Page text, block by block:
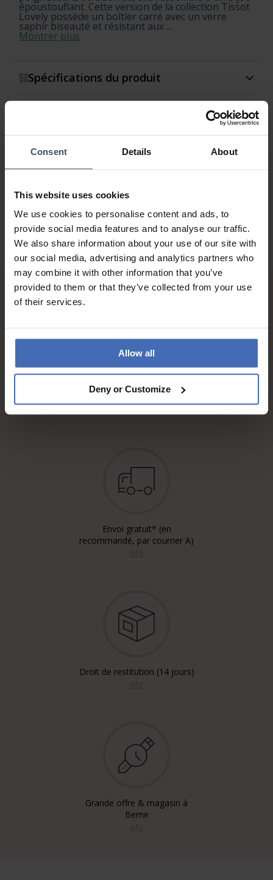
Consent Details About
This website uses cookies
We use cookies to personalise content and ads, to
provide social media features and to analyse our traffic.
We also share information about your use of our site with
our social media, advertising and analytics partners who
may combine it with other information that you’ve
provided to them or that they’ve collected from your use
of their services.
Allow all
Deny or Customize
époustouflant. Cette version de la collection Tissot
Lovely possède un boîtier carré avec un verre
saphir biseauté et résistant aux ...
Montrer plus
Spécifications du produit
Retour et échange
Sur facture et paiement
échelonné (jusqu’à CHF
Envoi gratuit* (en
recommandé, par courrier A)
Droit de restitution (14 jours)
Grande offre & magasin à
Berne